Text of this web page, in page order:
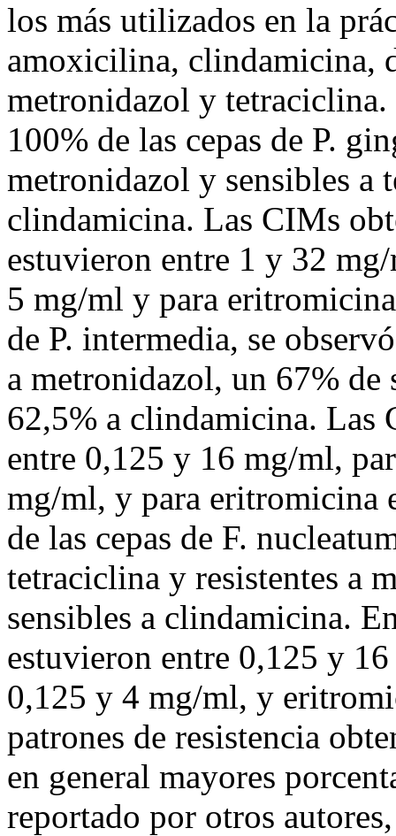
los más utilizados en la
amoxicilina, clindamicina,
metronidazol y
100% de las cepas de P.
metronidazol y sensibles a
clindamicina. Las CIMs
estuvieron entre 1 y 32
5 mg/ml y para
de P. intermedia, se
a metronidazol, un 67%
62,5% a clindamicina. Las
entre 0,125 y 16 mg/ml,
mg/ml, y para eritromicina
de las cepas de F.
tetraciclina y resistentes a
sensibles a clindamicina.
estuvieron entre 0,125 y
0,125 y 4 mg/ml, y
patrones de resistencia
en general mayores
reportado por otros